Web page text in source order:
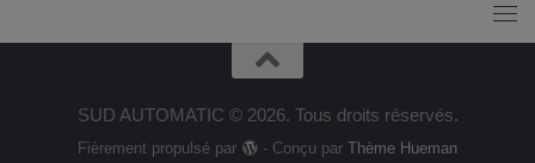
SUD AUTOMATIC © 2026. Tous droits réservés.
Fièrement propulsé par - Conçu par Thème Hueman